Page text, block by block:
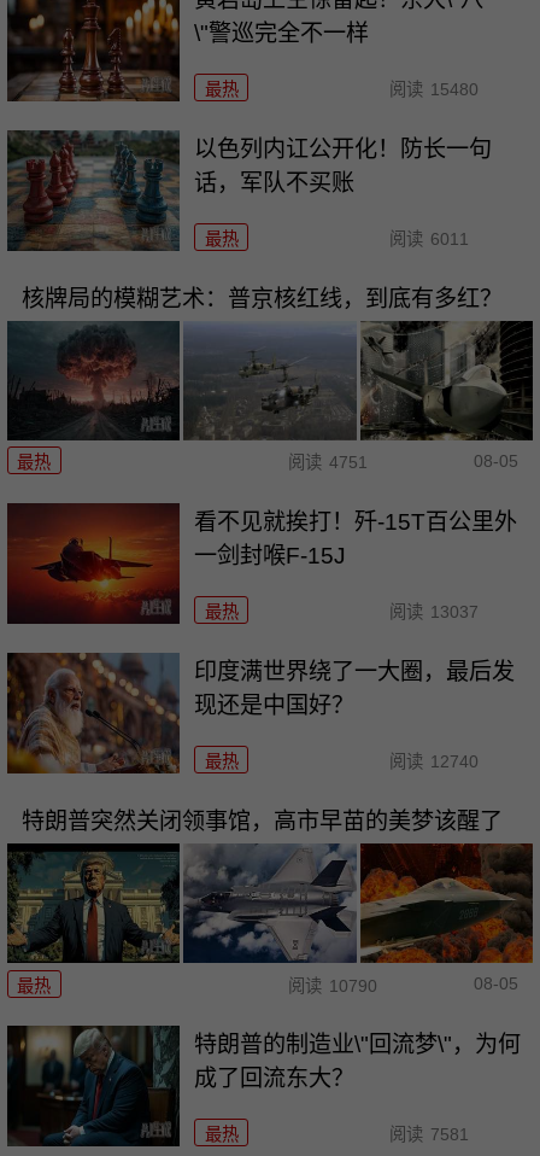
\"警巡完全不一样
最热 阅读 15480
以色列内讧公开化！防长一句
话，军队不买账
最热 阅读 6011
核牌局的模糊艺术：普京核红线，到底有多红？
最热 阅读 4751 08-05
看不见就挨打！歼-15T百公里外
一剑封喉F-15J
最热 阅读 13037
印度满世界绕了一大圈，最后发
现还是中国好？
最热 阅读 12740
特朗普突然关闭领事馆，高市早苗的美梦该醒了
最热 阅读 10790 08-05
特朗普的制造业\"回流梦\"，为何
成了回流东大？
最热 阅读 7581